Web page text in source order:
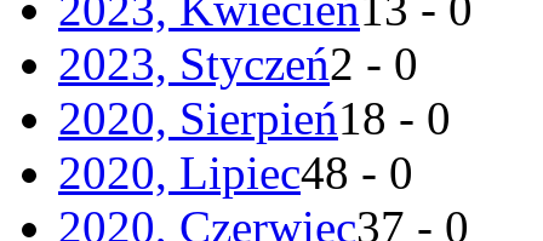
2023, Styczeń2 - 0
2020, Sierpień18 - 0
2020, Lipiec48 - 0
2020, Czerwiec37 - 0